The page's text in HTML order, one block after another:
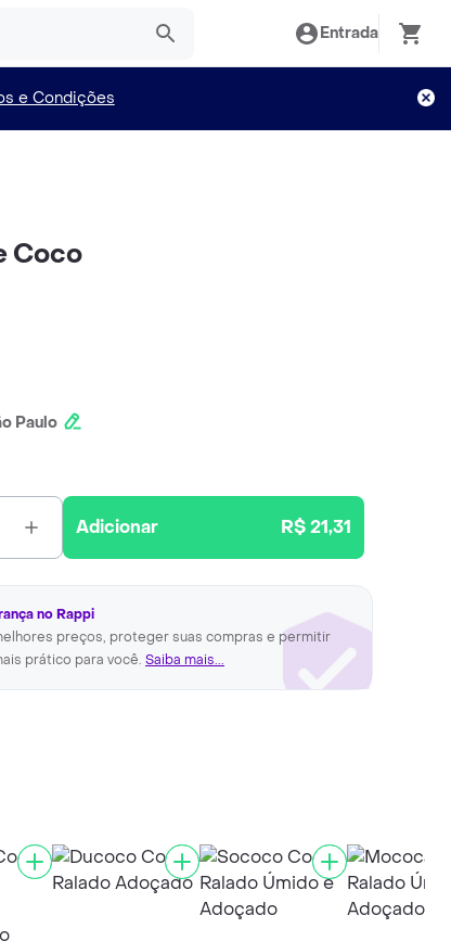
Entrada
e Condições
Coco
Paulo
Adicionar R$ 21,31
no Rappi
preços, proteger suas compras e permitir
prático para você. Saiba mais...